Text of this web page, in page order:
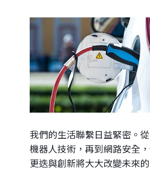
我們的生活聯繫日益緊密。
機器人技術，再到網路安全
更迭與創新將大大改變未來